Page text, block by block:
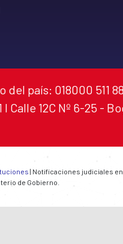
del país: 018000 511
Calle 12C Nº 6-25 -
| Notificaciones judiciales en
de Gobierno.